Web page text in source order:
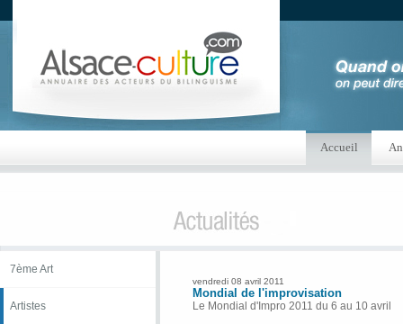
Accueil
7ème Art
Artistes
vendredi 08 avril 2011
Mondial de l'improvisation
Le Mondial d'Impro 2011 du 6 au 10 avril